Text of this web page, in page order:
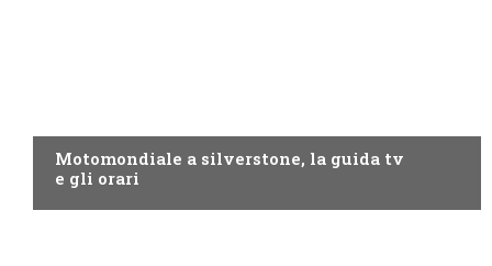
Motomondiale a silverstone, la guida tv
e gli orari